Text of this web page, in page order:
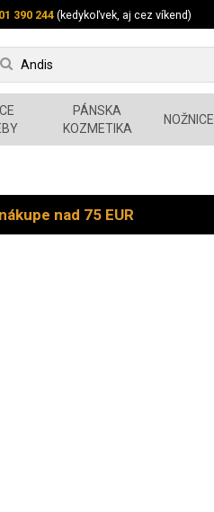
390 244(kedykoľvek, aj cez víkend)
PÁNSKA
KOZMETIKA
NOŽNICE
nad 75 EUR